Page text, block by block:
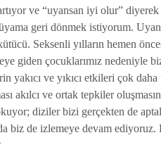
ve “uyansan iyi olur”
geri dönmek istiyorum.
Seksenli yılların hemen
giden çocuklarımız nedeniyle
yakıcı ve yıkıcı etkileri çok
akılcı ve ortak tepkiler
diziler bizi gerçekten de
biz de izlemeye devam